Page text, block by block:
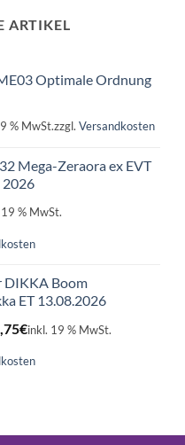
ARTIKEL
Optimale Ordnung
% MwSt.zzgl. Versandkosten
Mega-Zeraora ex EVT
2026
% MwSt.
DIKKA Boom
ET 13.08.2026
€Aktueller
ist:
inkl. 19 % MwSt.